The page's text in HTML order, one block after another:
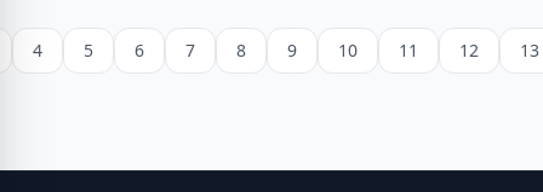
4 5 6 7 8 9 10 11 12 13